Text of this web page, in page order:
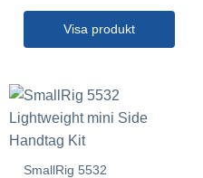
Visa produkt
SmallRig 5532